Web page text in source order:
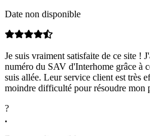
Date non disponible
Je suis vraiment satisfaite de ce site !
numéro du SAV d'Interhome grâce à
suis allée. Leur service client est très
moindre difficulté pour résoudre mon
?
.